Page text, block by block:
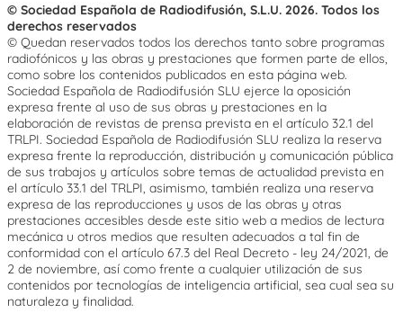
© Sociedad Española de Radiodifusión, S.L.U. 2026. Todos los
derechos reservados
© Quedan reservados todos los derechos tanto sobre programas
radiofónicos y las obras y prestaciones que formen parte de ellos,
como sobre los contenidos publicados en esta página web.
Sociedad Española de Radiodifusión SLU ejerce la oposición
expresa frente al uso de sus obras y prestaciones en la
elaboración de revistas de prensa prevista en el artículo 32.1 del
TRLPI. Sociedad Española de Radiodifusión SLU realiza la reserva
expresa frente la reproducción, distribución y comunicación pública
de sus trabajos y artículos sobre temas de actualidad prevista en
el artículo 33.1 del TRLPI, asimismo, también realiza una reserva
expresa de las reproducciones y usos de las obras y otras
prestaciones accesibles desde este sitio web a medios de lectura
mecánica u otros medios que resulten adecuados a tal fin de
conformidad con el artículo 67.3 del Real Decreto - ley 24/2021, de
2 de noviembre, así como frente a cualquier utilización de sus
contenidos por tecnologías de inteligencia artificial, sea cual sea su
naturaleza y finalidad.